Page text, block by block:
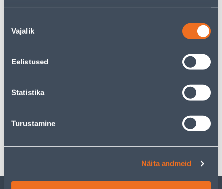
valik
Vajalik
Eelistused
Statistika
Turustamine
Näita andmeid
Kirjeldus